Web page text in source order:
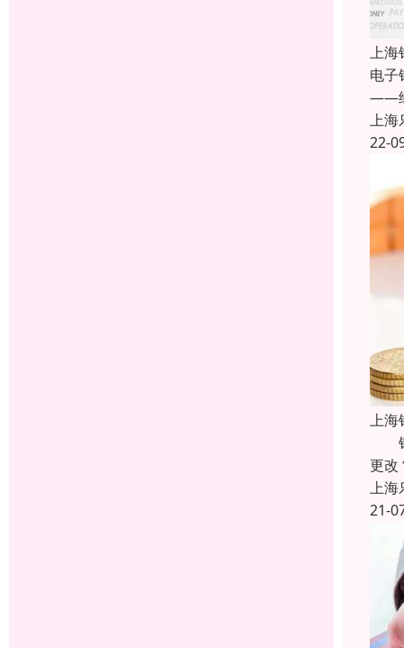
上海
电
——
上海
22-
上海
银
更改
上海
21-